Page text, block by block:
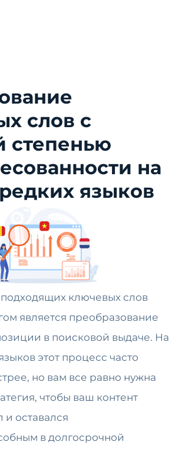
слов с
степенью
на
языков
ключевых слов
является преобразование
в поисковой выдаче. На
этот процесс часто
но вам все равно нужна
чтобы ваш контент
оставался
в долгосрочной